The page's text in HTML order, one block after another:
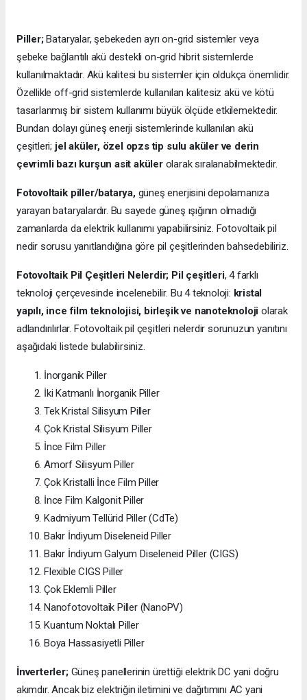
Piller;Bataryalar, şebekeden ayrı on-grid sistemler veya
şebeke bağlantılı akü destekli on-grid hibrit sistemlerde
kullanılmaktadır. Akü kalitesi bu sistemler için oldukça önemlidir.
Özellikle off-grid sistemlerde kullanılan kalitesiz akü ve kötü
tasarlanmış bir sistem kullanımı büyük ölçüde etkilemektedir.
Bundan dolayı güneş enerji sistemlerinde kullanılan akü
çeşitleri; jel aküler, özel opzs tip sulu aküler ve derin
çevrimli bazı kurşun asit akülerolarak sıralanabilmektedir.
Fotovoltaik piller/batarya,güneş enerjisini depolamanıza
yarayan bataryalardır. Bu sayede güneş ışığının olmadığı
zamanlarda da elektrik kullanımı yapabilirsiniz. Fotovoltaik pil
nedir sorusu yanıtlandığına göre pil çeşitlerinden bahsedebiliriz.
Fotovoltaik Pil Çeşitleri Nelerdir; Pil çeşitleri, 4 farklı
teknoloji çerçevesinde incelenebilir. Bu 4 teknoloji: kristal
yapılı, ince film teknolojisi, birleşik ve nanoteknoloji olarak
adlandırılırlar. Fotovoltaik pil çeşitleri nelerdir sorunuzun yanıtını
aşağıdaki listede bulabilirsiniz.
İnorganik Piller
İki Katmanlı İnorganik Piller
Tek Kristal Silisyum Piller
Çok Kristal Silisyum Piller
İnce Film Piller
Amorf Silisyum Piller
Çok Kristalli İnce Film Piller
İnce Film Kalgonit Piller
Kadmiyum Tellürid Piller (CdTe)
Bakır İndiyum Diseleneid Piller
Bakır İndiyum Galyum Diseleneid Piller (CIGS)
Flexible CIGS Piller
Çok Eklemli Piller
Nanofotovoltaik Piller (NanoPV)
Kuantum Noktalı Piller
Boya Hassasiyetli Piller
İnverterler;Güneş panellerinin ürettiği elektrik DC yani doğru
akımdır. Ancak biz elektriğin iletimini ve dağıtımını AC yani